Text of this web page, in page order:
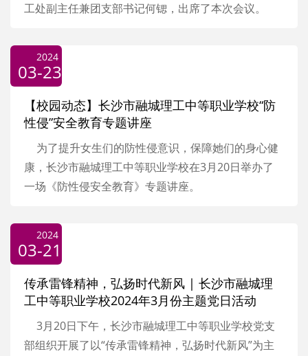
工处副主任兼团支部书记何锶，出席了本次会议。
2024
03-23
【校园动态】长沙市融城理工中等职业学校“防
性侵”安全教育专题讲座
为了提升女生们的防性侵意识，保障她们的身心健
康，长沙市融城理工中等职业学校在3月20日举办了
一场《防性侵安全教育》专题讲座。
2024
03-21
传承雷锋精神，弘扬时代新风 | 长沙市融城理
工中等职业学校2024年3月份主题党日活动
3月20日下午，长沙市融城理工中等职业学校党支
部组织开展了以“传承雷锋精神，弘扬时代新风”为主